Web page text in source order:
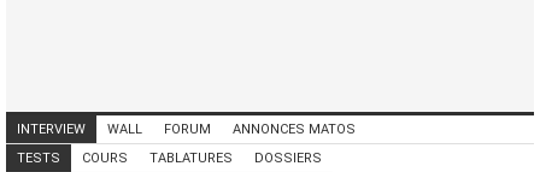
INTERVIEW WALL FORUM
ANNONCES MATOS
ANNONCES MUSICIENS
CONCERTS
TESTS COURS TABLATURES DOSSIERS